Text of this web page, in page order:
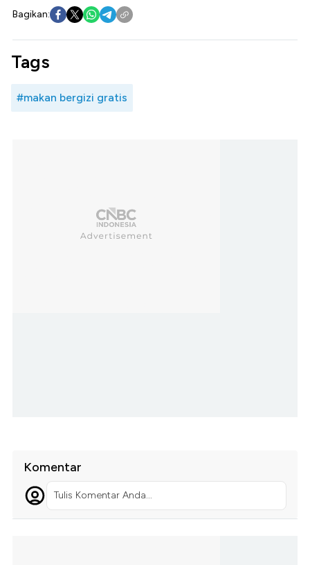
Bagikan:
Tags
#makan bergizi gratis
Komentar
Tulis Komentar Anda...